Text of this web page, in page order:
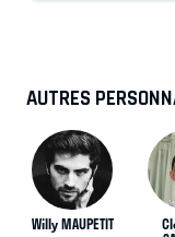
AUTRES
Willy MAUPETIT